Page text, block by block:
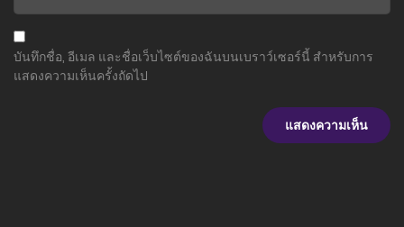
บันทึกชื่อ, อีเมล และชื่อเว็บไซต์ของฉันบนเบราว์เซอร์นี้ สำหรับการ
แสดงความเห็นครั้งถัดไป